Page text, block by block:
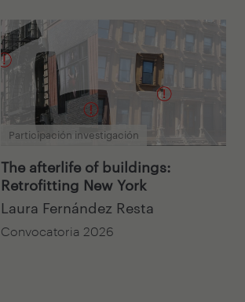
Participación investigación
The afterlife of buildings:
Retrofitting New York
Laura Fernández Resta
Convocatoria 2026